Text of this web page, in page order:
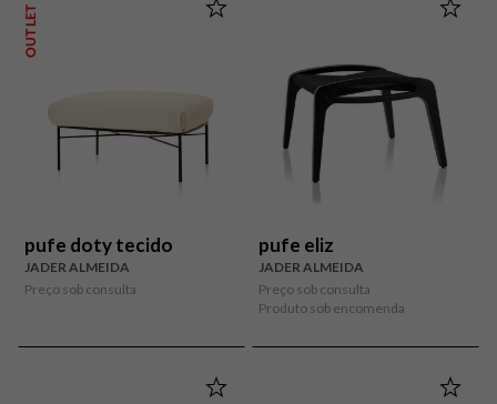
OUTLET
pufe doty tecido
JADER ALMEIDA
Preço sob consulta
pufe eliz
JADER ALMEIDA
Preço sob consulta
Produto sob encomenda